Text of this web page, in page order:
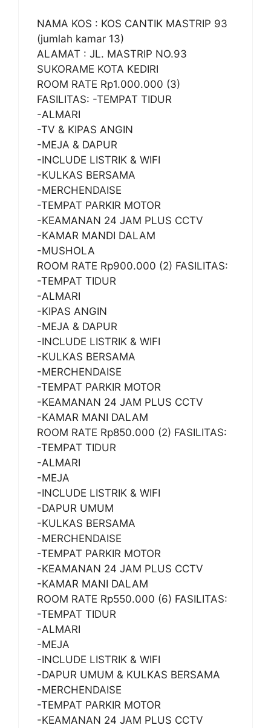
NAMA KOS : KOS CANTIK MASTRIP 93
(jumlah kamar 13)
ALAMAT : JL. MASTRIP NO.93
SUKORAME KOTA KEDIRI
ROOM RATE Rp1.000.000 (3)
FASILITAS: -TEMPAT TIDUR
-ALMARI
-TV & KIPAS ANGIN
-MEJA & DAPUR
-INCLUDE LISTRIK & WIFI
-KULKAS BERSAMA
-MERCHENDAISE
-TEMPAT PARKIR MOTOR
-KEAMANAN 24 JAM PLUS CCTV
-KAMAR MANDI DALAM
-MUSHOLA
ROOM RATE Rp900.000 (2) FASILITAS:
-TEMPAT TIDUR
-ALMARI
-KIPAS ANGIN
-MEJA & DAPUR
-INCLUDE LISTRIK & WIFI
-KULKAS BERSAMA
-MERCHENDAISE
-TEMPAT PARKIR MOTOR
-KEAMANAN 24 JAM PLUS CCTV
-KAMAR MANI DALAM
ROOM RATE Rp850.000 (2) FASILITAS:
-TEMPAT TIDUR
-ALMARI
-MEJA
-INCLUDE LISTRIK & WIFI
-DAPUR UMUM
-KULKAS BERSAMA
-MERCHENDAISE
-TEMPAT PARKIR MOTOR
-KEAMANAN 24 JAM PLUS CCTV
-KAMAR MANI DALAM
ROOM RATE Rp550.000 (6) FASILITAS:
-TEMPAT TIDUR
-ALMARI
-MEJA
-INCLUDE LISTRIK & WIFI
-DAPUR UMUM & KULKAS BERSAMA
-MERCHENDAISE
-TEMPAT PARKIR MOTOR
-KEAMANAN 24 JAM PLUS CCTV